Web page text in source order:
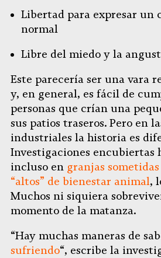
Libertad para expresar un
normal
Libre del miedo y la
Este parecería ser una vara
y, en general, es fácil de
personas que crían una
sus patios traseros. Pero en
industriales la historia es
Investigaciones encubiertas
incluso en granjas
“altos” de bienestar animal,
Muchos ni siquiera
momento de la matanza.
“Hay muchas maneras de
sufriendo“, escribe la